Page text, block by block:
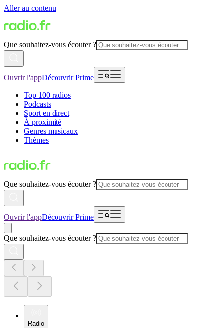
Aller au contenu
Que souhaitez-vous écouter ?
Ouvrir l'appDécouvrir Prime
Top 100 radios
Podcasts
Sport en direct
À proximité
Genres musicaux
Thèmes
Que souhaitez-vous écouter ?
Ouvrir l'appDécouvrir Prime
Que souhaitez-vous écouter ?
Radio